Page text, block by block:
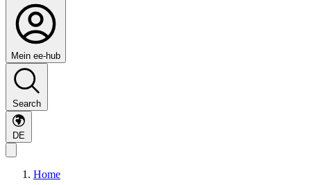
Mein ee-hub
Search
DE
Home